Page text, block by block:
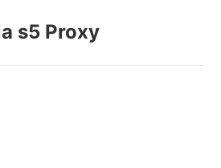
s5 Proxy